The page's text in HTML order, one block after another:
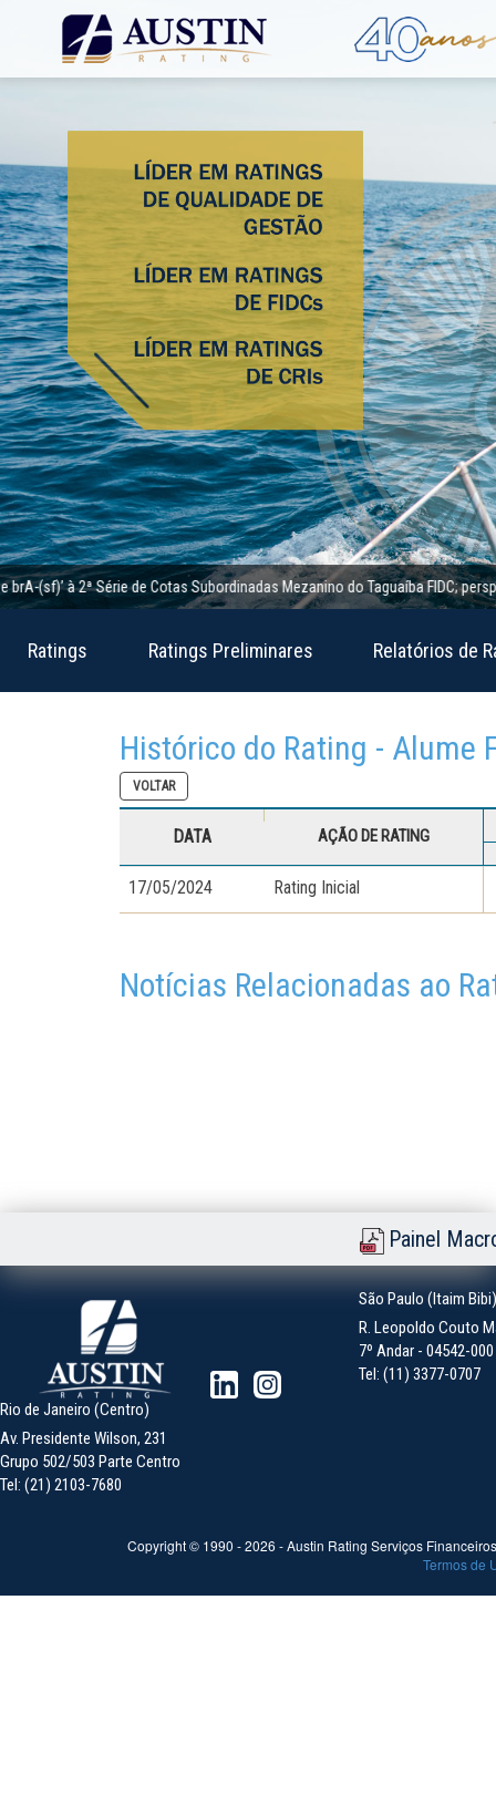
à 2ª Série de Cotas Subordinadas Mezanino do Taguaíba FIDC;
Ratings Ratings Preliminares Relatórios de
Histórico do Rating - Alume
VOLTAR
DATA AÇÃO DE RATING
17/05/2024 Rating Inicial
Notícias Relacionadas ao
Painel
São Paulo (Itaim Bibi)
R. Leopoldo Couto
7º Andar - 04542-
Tel: (11) 3377-0707
Rio de Janeiro (Centro)
Av. Presidente Wilson, 231
Grupo 502/503 Parte Centro
Tel: (21) 2103-7680
Copyright © 1990 -2026 - Austin Rating Serviços
Termos de